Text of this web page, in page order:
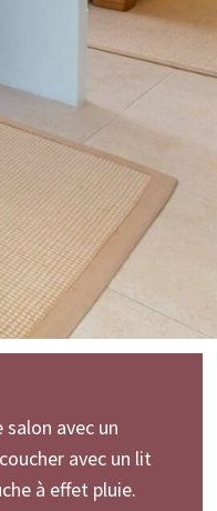
avec un
avec un lit
à effet pluie.